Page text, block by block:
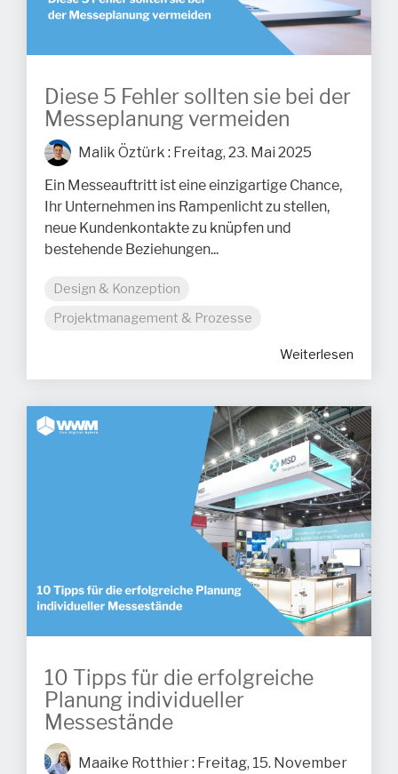
Diese 5 Fehler sollten sie bei der
Messeplanung vermeiden
Malik Öztürk : Freitag, 23. Mai 2025
Ein Messeauftritt ist eine einzigartige Chance,
Ihr Unternehmen ins Rampenlicht zu stellen,
neue Kundenkontakte zu knüpfen und
bestehende Beziehungen...
Design & Konzeption
Projektmanagement & Prozesse
Weiterlesen
10 Tipps für die erfolgreiche
Planung individueller
Messestände
Maaike Rotthier: Freitag, 15. November